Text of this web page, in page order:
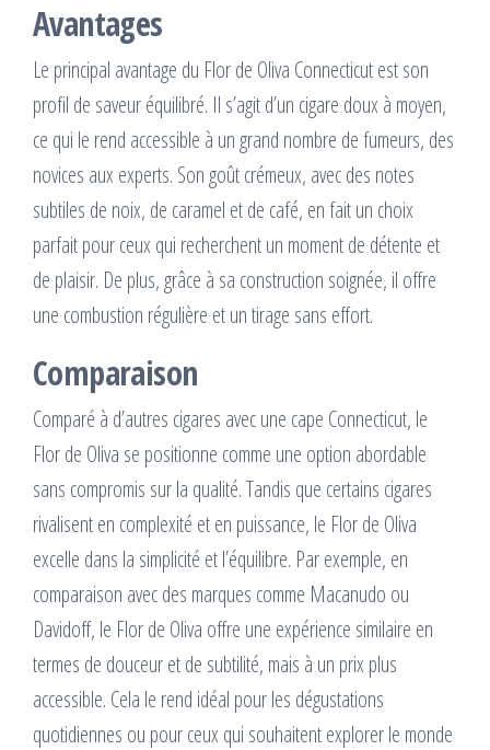
Avantages
Le principal avantage du Flor de Oliva Connecticut est son
profil de saveur équilibré. Il s’agit d’un cigare doux à moyen,
ce qui le rend accessible à un grand nombre de fumeurs, des
novices aux experts. Son goût crémeux, avec des notes
subtiles de noix, de caramel et de café, en fait un choix
parfait pour ceux qui recherchent un moment de détente et
de plaisir. De plus, grâce à sa construction soignée, il offre
une combustion régulière et un tirage sans effort.
Comparaison
Comparé à d’autres cigares avec une cape Connecticut, le
Flor de Oliva se positionne comme une option abordable
sans compromis sur la qualité. Tandis que certains cigares
rivalisent en complexité et en puissance, le Flor de Oliva
excelle dans la simplicité et l’équilibre. Par exemple, en
comparaison avec des marques comme Macanudo ou
Davidoff, le Flor de Oliva offre une expérience similaire en
termes de douceur et de subtilité, mais à un prix plus
accessible. Cela le rend idéal pour les dégustations
quotidiennes ou pour ceux qui souhaitent explorer le monde